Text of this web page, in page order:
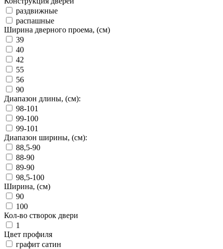
раздвижные
распашные
Ширина дверного проема, (см)
39
40
42
55
56
90
Диапазон длины, (см):
98-101
99-100
99-101
Диапазон ширины, (см):
88,5-90
88-90
89-90
98,5-100
Ширина, (см)
90
100
Кол-во створок двери
1
Цвет профиля
графит сатин